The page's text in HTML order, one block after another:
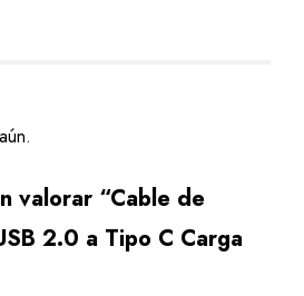
valorar “Cable de
2.0 a Tipo C Carga